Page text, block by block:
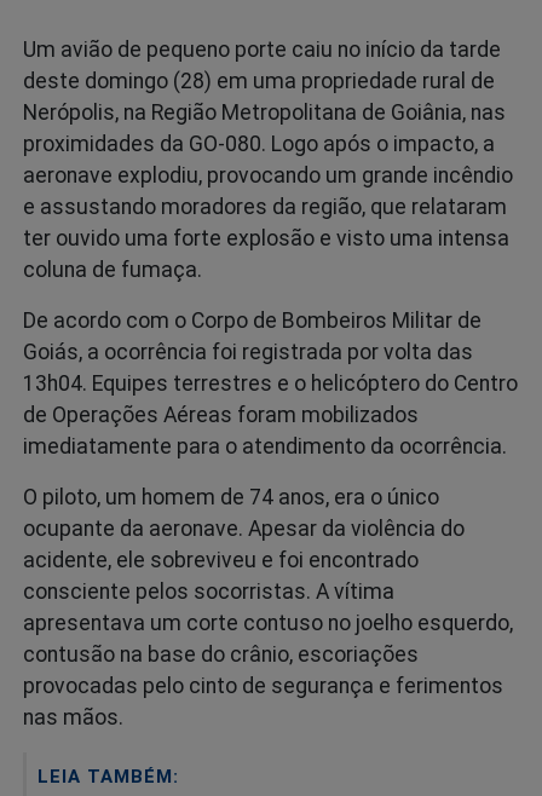
Um avião de pequeno porte caiu no início da tarde
deste domingo (28) em uma propriedade rural de
Nerópolis, na Região Metropolitana de Goiânia, nas
proximidades da GO-080. Logo após o impacto, a
aeronave explodiu, provocando um grande incêndio
e assustando moradores da região, que relataram
ter ouvido uma forte explosão e visto uma intensa
coluna de fumaça.
De acordo com o Corpo de Bombeiros Militar de
Goiás, a ocorrência foi registrada por volta das
13h04. Equipes terrestres e o helicóptero do Centro
de Operações Aéreas foram mobilizados
imediatamente para o atendimento da ocorrência.
O piloto, um homem de 74 anos, era o único
ocupante da aeronave. Apesar da violência do
acidente, ele sobreviveu e foi encontrado
consciente pelos socorristas. A vítima
apresentava um corte contuso no joelho esquerdo,
contusão na base do crânio, escoriações
provocadas pelo cinto de segurança e ferimentos
nas mãos.
LEIA TAMBÉM: